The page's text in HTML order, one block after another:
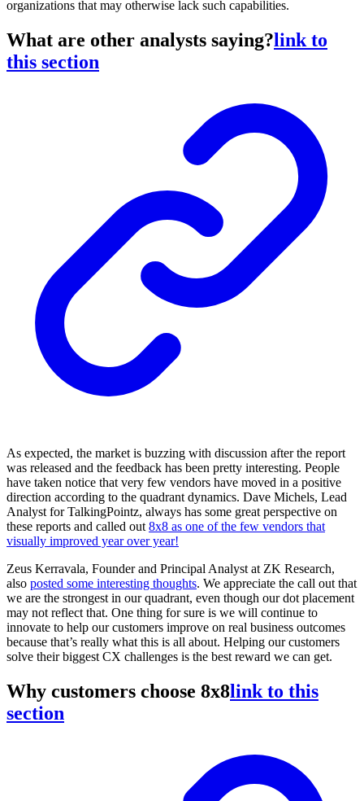
organizations that may otherwise lack such capabilities.
What are other analysts saying?link to
this section
As expected, the market is buzzing with discussion after the report
was released and the feedback has been pretty interesting. People
have taken notice that very few vendors have moved in a positive
direction according to the quadrant dynamics. Dave Michels, Lead
Analyst for TalkingPointz, always has some great perspective on
these reports and called out 8x8 as one of the few vendors that
visually improved year over year!
Zeus Kerravala, Founder and Principal Analyst at ZK Research,
also posted some interesting thoughts. We appreciate the call out that
we are the strongest in our quadrant, even though our dot placement
may not reflect that. One thing for sure is we will continue to
innovate to help our customers improve on real business outcomes
because that’s really what this is all about. Helping our customers
solve their biggest CX challenges is the best reward we can get.
Why customers choose 8x8link to this
section